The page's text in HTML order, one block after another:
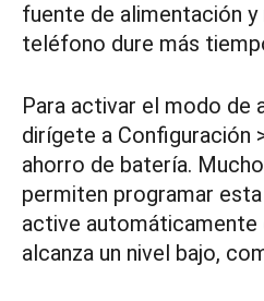
fuente de alimentación
teléfono dure más
Para activar el modo de
dirígete a Configuración
ahorro de batería.
permiten programar
active automáticamente
alcanza un nivel bajo,